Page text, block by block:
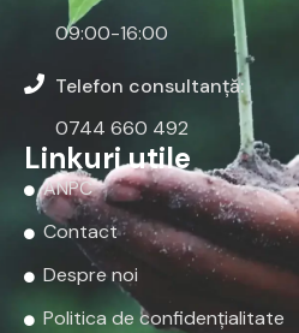
09:00-16:00
Telefon consultanță:
0744 660 492
Linkuri utile
ANPC
Contact
Despre noi
Politica de confidențialitate